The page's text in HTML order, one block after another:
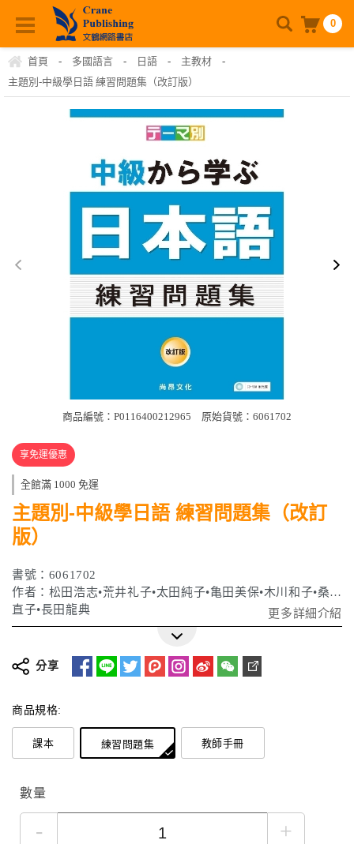
0
首頁 - 多國語言 - 日語 - 主教材
-
主題別-中級學日語 練習問題集（改訂版）
商品編號：P0116400212965 原始貨號：6061702
享免運優惠
全館滿 1000 免運
主題別-中級學日語 練習問題集（改訂
版）
書號：6061702
作者：松田浩志•荒井礼子•太田純子•亀田美保•木川和子•桑原
直子•長田龍典
ISBN：9789866946585
更多詳細介紹
分享
商品規格:
課本 練習問題集 教師手冊
數量
- +